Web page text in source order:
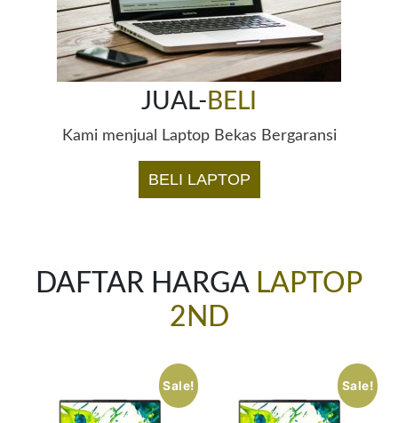
JUAL- BELI
Kami menjual Laptop Bekas Bergaransi
BELI LAPTOP
DAFTAR HARGA LAPTOP
2ND
Sale! Sale!